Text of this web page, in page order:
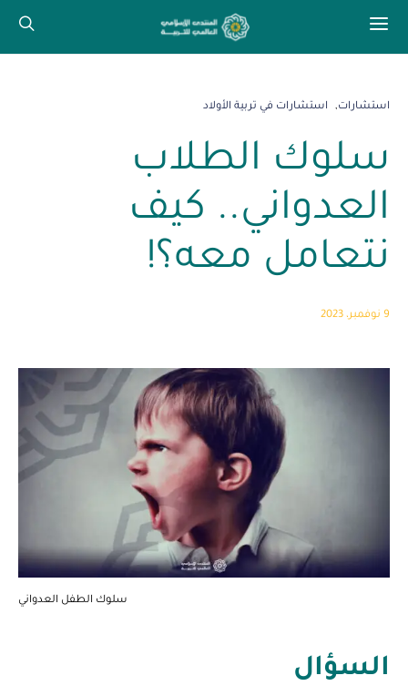
استشارات استشارات في تربية الأولاد
سلوك الطلاب
العدواني.. كيف
نتعامل معه؟!
9 نوفمبر، 2023
سلوك الطفل العدواني
السؤال